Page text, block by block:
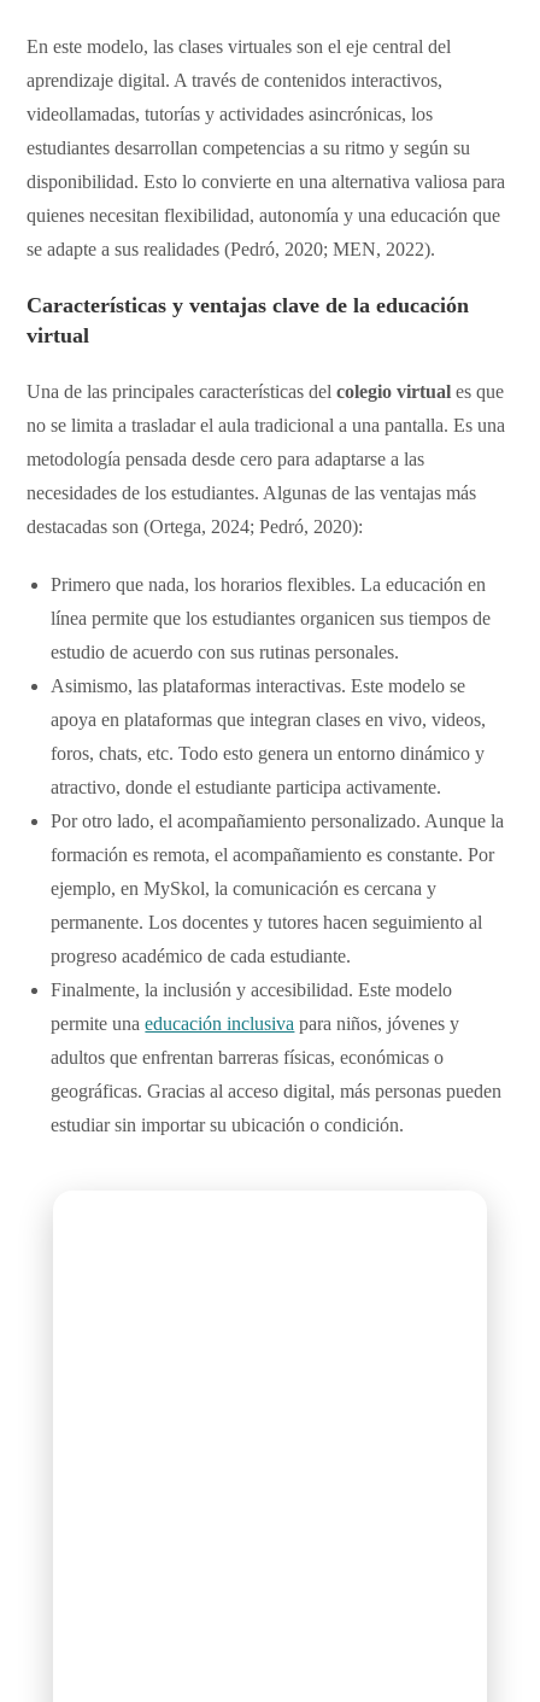
En este modelo, las clases virtuales son el eje central del
aprendizaje digital. A través de contenidos interactivos,
videollamadas, tutorías y actividades asincrónicas, los
estudiantes desarrollan competencias a su ritmo y según su
disponibilidad. Esto lo convierte en una alternativa valiosa para
quienes necesitan flexibilidad, autonomía y una educación que
se adapte a sus realidades (Pedró, 2020; MEN, 2022).
Características y ventajas clave de la educación
virtual
Una de las principales características delcolegio virtual es que
no se limita a trasladar el aula tradicional a una pantalla. Es una
metodología pensada desde cero para adaptarse a las
necesidades de los estudiantes. Algunas de las ventajas más
destacadas son (Ortega, 2024; Pedró, 2020):
Primero que nada, los horarios flexibles. La educación en
línea permite que los estudiantes organicen sus tiempos de
estudio de acuerdo con sus rutinas personales.
Asimismo, las plataformas interactivas. Este modelo se
apoya en plataformas que integran clases en vivo, videos,
foros, chats, etc. Todo esto genera un entorno dinámico y
atractivo, donde el estudiante participa activamente.
Por otro lado, el acompañamiento personalizado. Aunque la
formación es remota, el acompañamiento es constante. Por
ejemplo, en MySkol, la comunicación es cercana y
permanente. Los docentes y tutores hacen seguimiento al
progreso académico de cada estudiante.
Finalmente, la inclusión y accesibilidad. Este modelo
permite unaeducación inclusiva para niños, jóvenes y
adultos que enfrentan barreras físicas, económicas o
geográficas. Gracias al acceso digital, más personas pueden
estudiar sin importar su ubicación o condición.